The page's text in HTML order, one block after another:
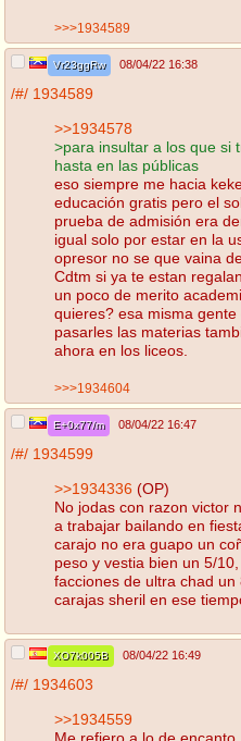
>>>1934589
Vr23ggRw 08/04/22 16:38
/#/ 1934589
>>1934578
>para insultar a los que si
hasta en las públicas
eso siempre me hacia
educación gratis pero el
prueba de admisión era
igual solo por estar en la
opresor no se que vaina
Cdtm si ya te estan
un poco de merito
quieres? esa misma
pasarles las materias
ahora en los liceos.
>>>1934604
E+0x77/m 08/04/22 16:47
/#/ 1934599
>>1934336 (OP)
No jodas con razon victor
a trabajar bailando en
carajo no era guapo un
peso y vestia bien un 5/
facciones de ultra chad
carajas sheril en ese
XO7k005B 08/04/22 16:49
/#/ 1934603
>>1934559